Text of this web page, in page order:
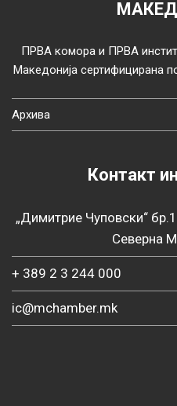
ПРВА комора и ПРВА
Македонија сертифицирана
Архива
Контакт
„Димитрие Чуповски“
Северна
+ 389 2 3 244 000
ic@mchamber.mk